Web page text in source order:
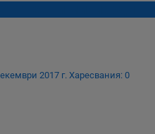
2017 г. Харесвания: 0